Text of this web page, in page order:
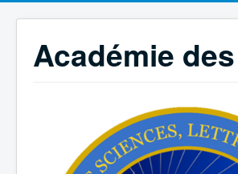
Académie